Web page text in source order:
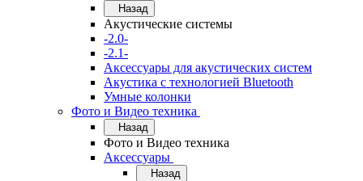
Назад
Акустические системы
-2.0-
-2.1-
Аксессуары для акустических систем
Акустика с технологией Bluetooth
Умные колонки
Фото и Видео техника
Назад
Фото и Видео техника
Аксессуары
Назад